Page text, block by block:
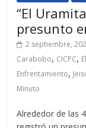
“El
presunto
2 septiembre,
Carabobo, CICPC,
Enfrentamiento,
Minuto
Alrededor de las